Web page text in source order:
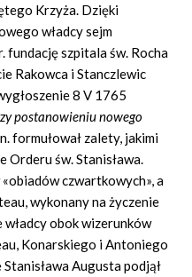
Krzyża. Dzięki
władcy sejm
fundację szpitala św. Rocha
Rakowca i Stanczlewic
8 V 1765
postanowieniu nowego
formułował zalety, jakimi
Orderu św. Stanisława.
czwartkowych», a
wykonany na życzenie
władcy obok wizerunków
Konarskiego i Antoniego
Augusta podjął